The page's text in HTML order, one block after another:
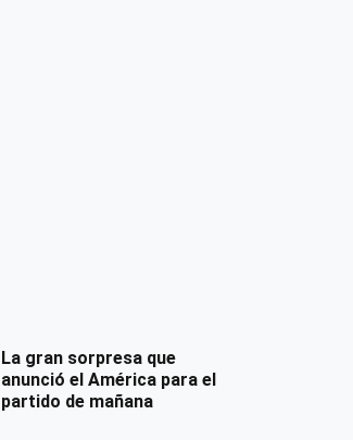
La gran sorpresa que
anunció el América para el
partido de mañana